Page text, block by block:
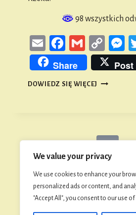
We value your privacy
We use cookies to enhance your
personalized ads or content, and
"Accept All", you consent to our use
98 wszystkich
EmailFacebook
GmailCopy
Link
Share Post
DOWIEDZ SIĘ WIĘCEJ
Nawigacja